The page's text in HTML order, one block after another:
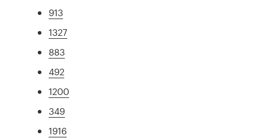
913
1327
883
492
1200
349
1916